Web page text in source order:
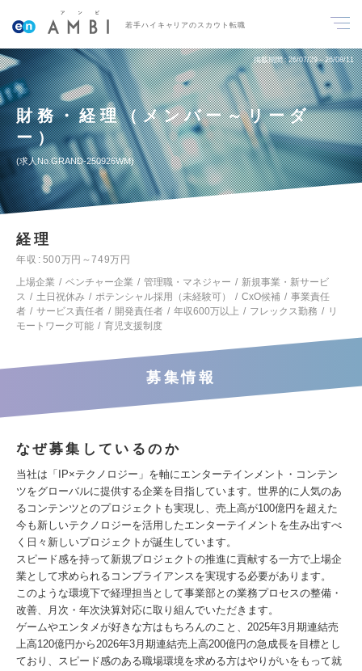
若手ハイキャリアのスカウト転職
掲載期間 26/07/29～26/08/11
財務・経理（メンバー～リーダ
ー）
求人No.GRAND-250926WM
経理
年収
500万円～749万円
上場企業
ベンチャー企業 管理職・マネジャー
新規事業・新サービ
ス
土日祝休み ポテンシャル採用（未経験可） CxO候補
事業責任
者
サービス責任者 開発責任者 年収600万以上 フレックス勤務
リ
モートワーク可能
育児支援制度
募集情報
なぜ募集しているのか
当社は「IP×テクノロジー」を軸にエンターテインメント・コンテン
ツをグローバルに提供する企業を目指しています。世界的に人気のあ
るコンテンツとのプロジェクトも実現し、売上高が100億円を超えた
今も新しいテクノロジーを活用したエンターテイメントを生み出すべ
く日々新しいプロジェクトが誕生しています。
スピード感を持って新規プロジェクトの推進に貢献する一方で上場企
業として求められるコンプライアンスを実現する必要があります。
このような環境下で経理担当として事業部との業務プロセスの整備・
改善、月次・年次決算対応に取り組んでいただきます。
ゲームやエンタメが好きな方はもちろんのこと、2025年3月期連結売
上高120億円から2026年3月期連結売上高200億円の急成長を目標とし
ており、スピード感のある職場環境を求める方はやりがいをもって就